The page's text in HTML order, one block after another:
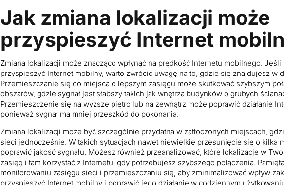
Jak zmiana lokalizacji może
przyspieszyć Internet
Zmiana lokalizacji może znacząco wpłynąć na prędkość Internetu mobilnego. Jeśli
przyspieszyć Internet mobilny, warto zwrócić uwagę na to, gdzie się znajdujesz w
Przemieszczanie się do miejsca o lepszym zasięgu może skutkować szybszym
obszarów, gdzie sygnał jest słabszy takich jak wnętrza budynków o grubych
Przemieszczenie się na wyższe piętro lub na zewnątrz może poprawić działanie
ponieważ sygnał ma mniej przeszkód do pokonania.
Zmiana lokalizacji może być szczególnie przydatna w zatłoczonych miejscach,
sieci jednocześnie. W takich sytuacjach nawet niewielkie przesunięcie się o kilka
poprawić jakość sygnału. Możesz również przeanalizować, które lokalizacje w
zasięg i tam korzystać z Internetu, gdy potrzebujesz szybszego połączenia.
monitorowaniu zasięgu sieci i przemieszczaniu się, aby zminimalizować wpływ
przyspieszyć Internet mobilny i poprawić jego działanie w codziennym